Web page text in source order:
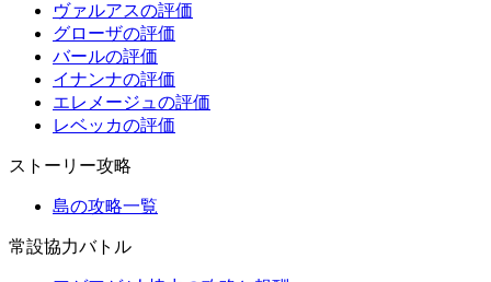
ヴァルアスの評価
グローザの評価
バールの評価
イナンナの評価
エレメージュの評価
レベッカの評価
ストーリー攻略
島の攻略一覧
常設協力バトル